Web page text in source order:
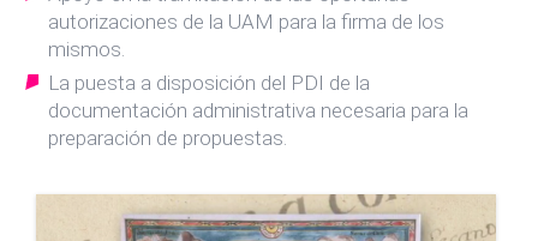
autorizaciones de la UAM para la firma de los
mismos.
La puesta a disposición del PDI de la
documentación administrativa necesaria para la
preparación de propuestas.